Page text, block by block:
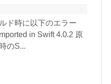
ド時に以下のエラー
in Swift 4.0.2 原
のS...